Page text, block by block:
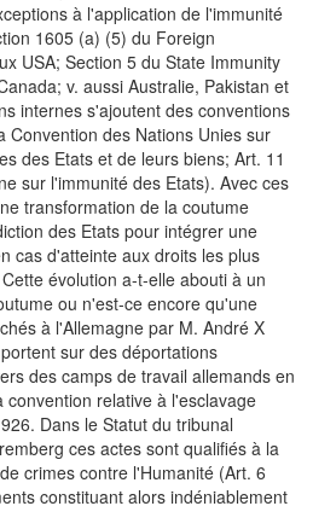
à l'application de l'immunité
1605 (a) (5) du Foreign
USA; Section 5 du State Immunity
v. aussi Australie, Pakistan et
internes s'ajoutent des conventions
Convention des Nations Unies sur
des Etats et de leurs biens; Art. 11
sur l'immunité des Etats). Avec ces
transformation de la coutume
des Etats pour intégrer une
cas d'atteinte aux droits les plus
évolution a-t-elle abouti à un
ou n'est-ce encore qu'une
à l'Allemagne par M. André X
sur des déportations
des camps de travail allemands en
relative à l'esclavage
Dans le Statut du tribunal
ces actes sont qualifiés à la
crimes contre l'Humanité (Art. 6
constituant alors indéniablement